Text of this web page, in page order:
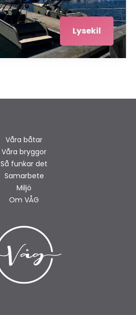
Lysekil
Våra båtar
Våra bryggor
Så funkar det
Samarbete
Miljö
Om VÅG